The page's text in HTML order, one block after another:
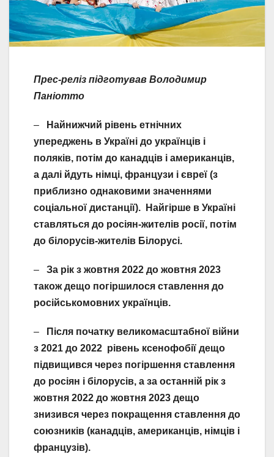
Прес-реліз підготував Володимир
Паніотто
–
Найнижчий рівень етнічних
упереджень в Україні до українців і
поляків, потім до канадців і американців,
а далі йдуть німці, французи і євреї (з
приблизно однаковими значеннями
соціальної дистанції). Найгірше в Україні
ставляться до росіян-жителів росії, потім
до білорусів-жителів Білорусі.
– За рік з жовтня 2022 до жовтня 2023
також дещо погіршилося ставлення до
російськомовних українців.
–
Після початку великомасштабної війни
з 2021 до 2022 рівень ксенофобії дещо
підвищився через погіршення ставлення
до росіян і білорусів, а за останній рік з
жовтня 2022 до жовтня 2023 дещо
знизився через покращення ставлення до
союзників (канадців, американців, німців і
французів).